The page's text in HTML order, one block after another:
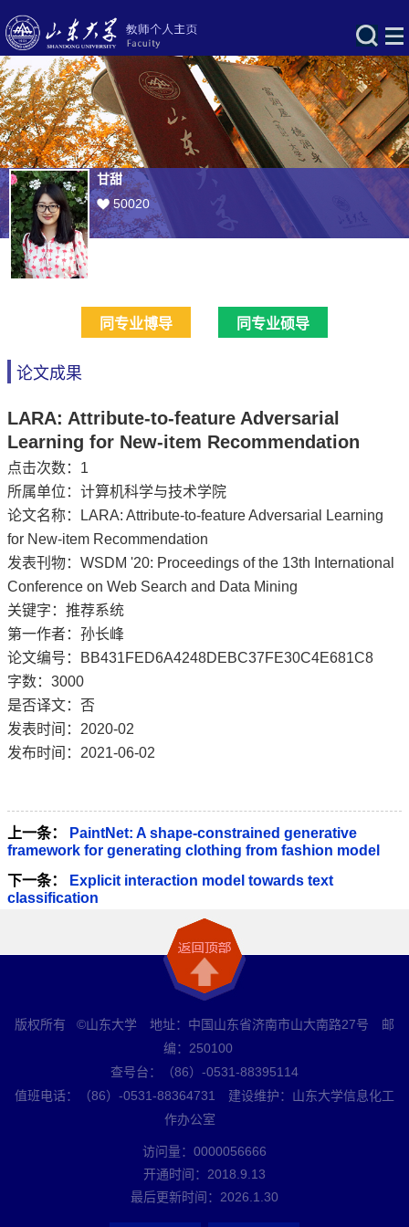
甘甜
50020
同专业博导 同专业硕导
论文成果
LARA: Attribute-to-feature Adversarial
Learning for New-item Recommendation
点击次数： 1
所属单位：计算机科学与技术学院
论文名称：LARA: Attribute-to-feature Adversarial Learning
for New-item Recommendation
发表刊物：WSDM '20: Proceedings of the 13th International
Conference on Web Search and Data Mining
关键字：推荐系统
第一作者：孙长峰
论文编号：BB431FED6A4248DEBC37FE30C4E681C8
字数：3000
是否译文：否
发表时间：2020-02
发布时间：2021-06-02
上一条：
PaintNet: A shape-constrained generative
framework for generating clothing from fashion model
下一条：
Explicit interaction model towards text
classification
版权所有 ©山东大学 地址：中国山东省济南市山大南路27号 邮
编：250100
查号台：（86）-0531-88395114
值班电话：（86）-0531-88364731 建设维护：山东大学信息化工
作办公室
访问量： 0000056666
开通时间： 2018 9 13
最后更新时间： 2026 1 30